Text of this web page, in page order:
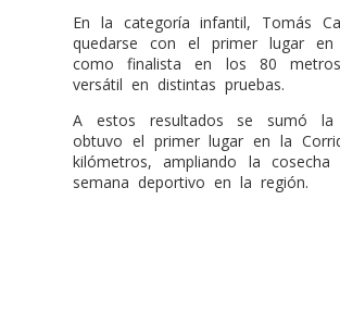
En la categoría infantil, Tomás
quedarse con el primer lugar
como finalista en los 80
versátil en distintas pruebas.
A estos resultados se sumó la
obtuvo el primer lugar en la
kilómetros, ampliando la
semana deportivo en la región.